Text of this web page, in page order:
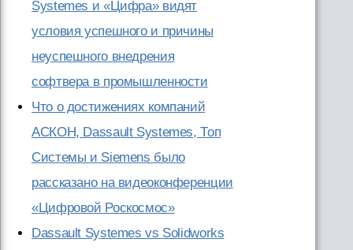
Systemes и «Цифра» видят
условия успешного и причины
неуспешного внедрения
софтвера в промышленности
Что о достижениях компаний
АСКОН, Dassault Systemes, Топ
Системы и Siemens было
рассказано на видеоконференции
«Цифровой Роскосмос»
Dassault Systemes vs Solidworks